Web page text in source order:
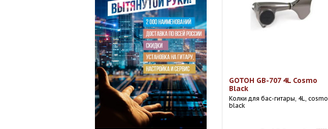
GOTOH GB-707 4L Cosmo
Black
Колки для бас-гитары, 4L, cosmo
black